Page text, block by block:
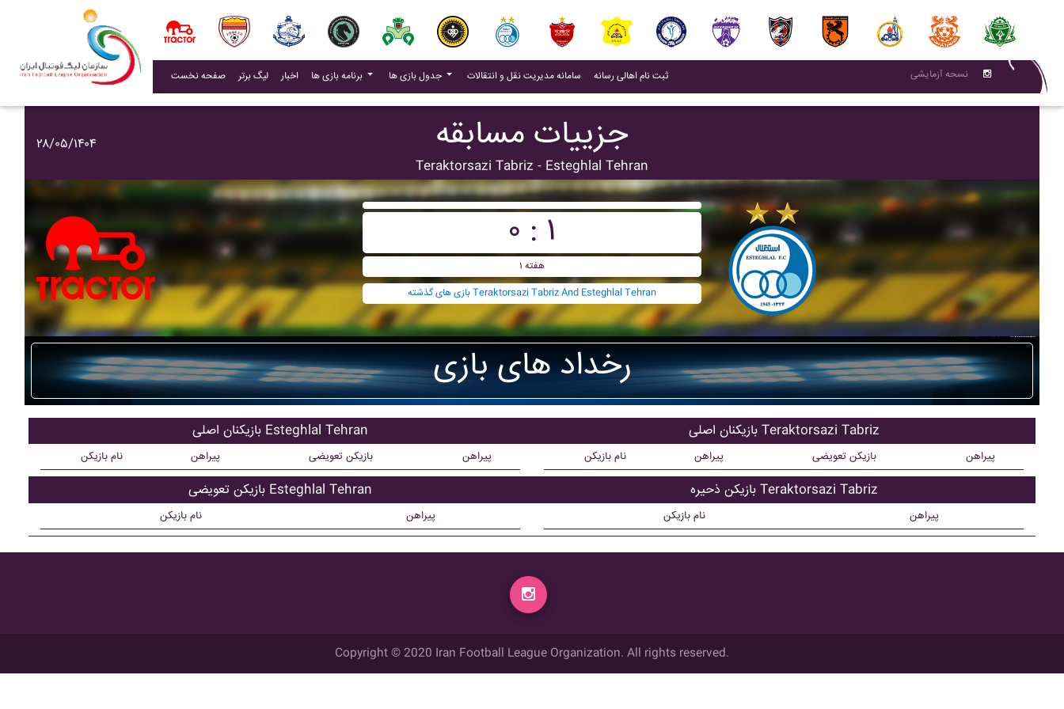
صفحه نخست لیگ برتر اخبار(current) برنامه بازی ها جدول بازی ها سامانه مدیریت نقل و انتقالات (current)
ثبت نام اهالی رسانه(current) نسحه آزمایشی
۲۸/۰۵/۱۴۰۴ جزییات مسابقه
Teraktorsazi Tabriz - Esteghlal Tehran
۰ : ۱
هفته ۱
بازی های گذشته Teraktorsazi Tabriz And Esteghlal Tehran
رخداد های بازی
بازیکنان اصلی Esteghlal Tehran
نام بازیکن پیراهن بازیکن تعویضی پیراهن
بازیکن تعویضی Esteghlal Tehran
نام بازیکن پیراهن
بازیکنان اصلی Teraktorsazi Tabriz
نام بازیکن پیراهن بازیکن تعویضی پیراهن
بازیکن ذحیره Teraktorsazi Tabriz
نام بازیکن پیراهن
Copyright © 2020 Iran Football League Organization. All rights reserved.